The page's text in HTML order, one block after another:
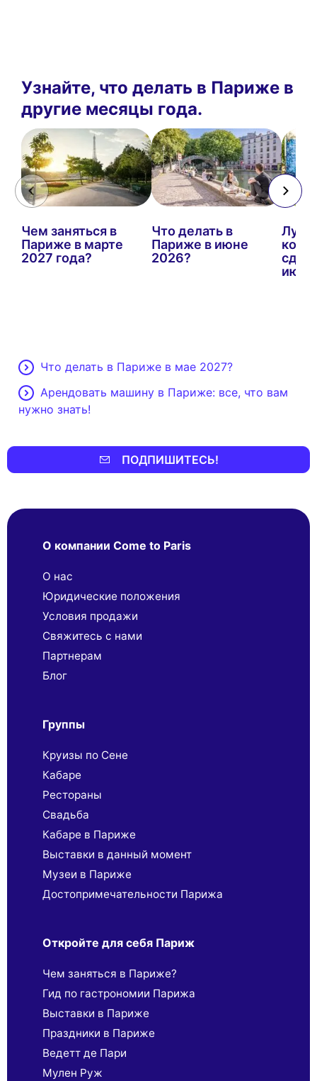
Узнайте, что делать в Париже в
другие месяцы года.
Чем заняться в
Париже в марте
2027 года?
Что делать в
Париже в июне
2026?
Что делать в Париже в мае 2027?
Арендовать машину в Париже: все, что вам
нужно знать!
ПОДПИШИТЕСЬ!
О компании Come to Paris
О нас
Юридические положения
Условия продажи
Свяжитесь с нами
Партнерaм
Блог
Группы
Круизы по Сене
Кабаре
Рестораны
Свадьба
Кабаре в Париже
Выставки в данный момент
Музеи в Париже
Достопримечательности Парижа
Откройте для себя Париж
Чем заняться в Париже?
Гид по гастрономии Парижа
Выставки в Париже
Праздники в Париже
Ведетт де Пари
Мулен Руж